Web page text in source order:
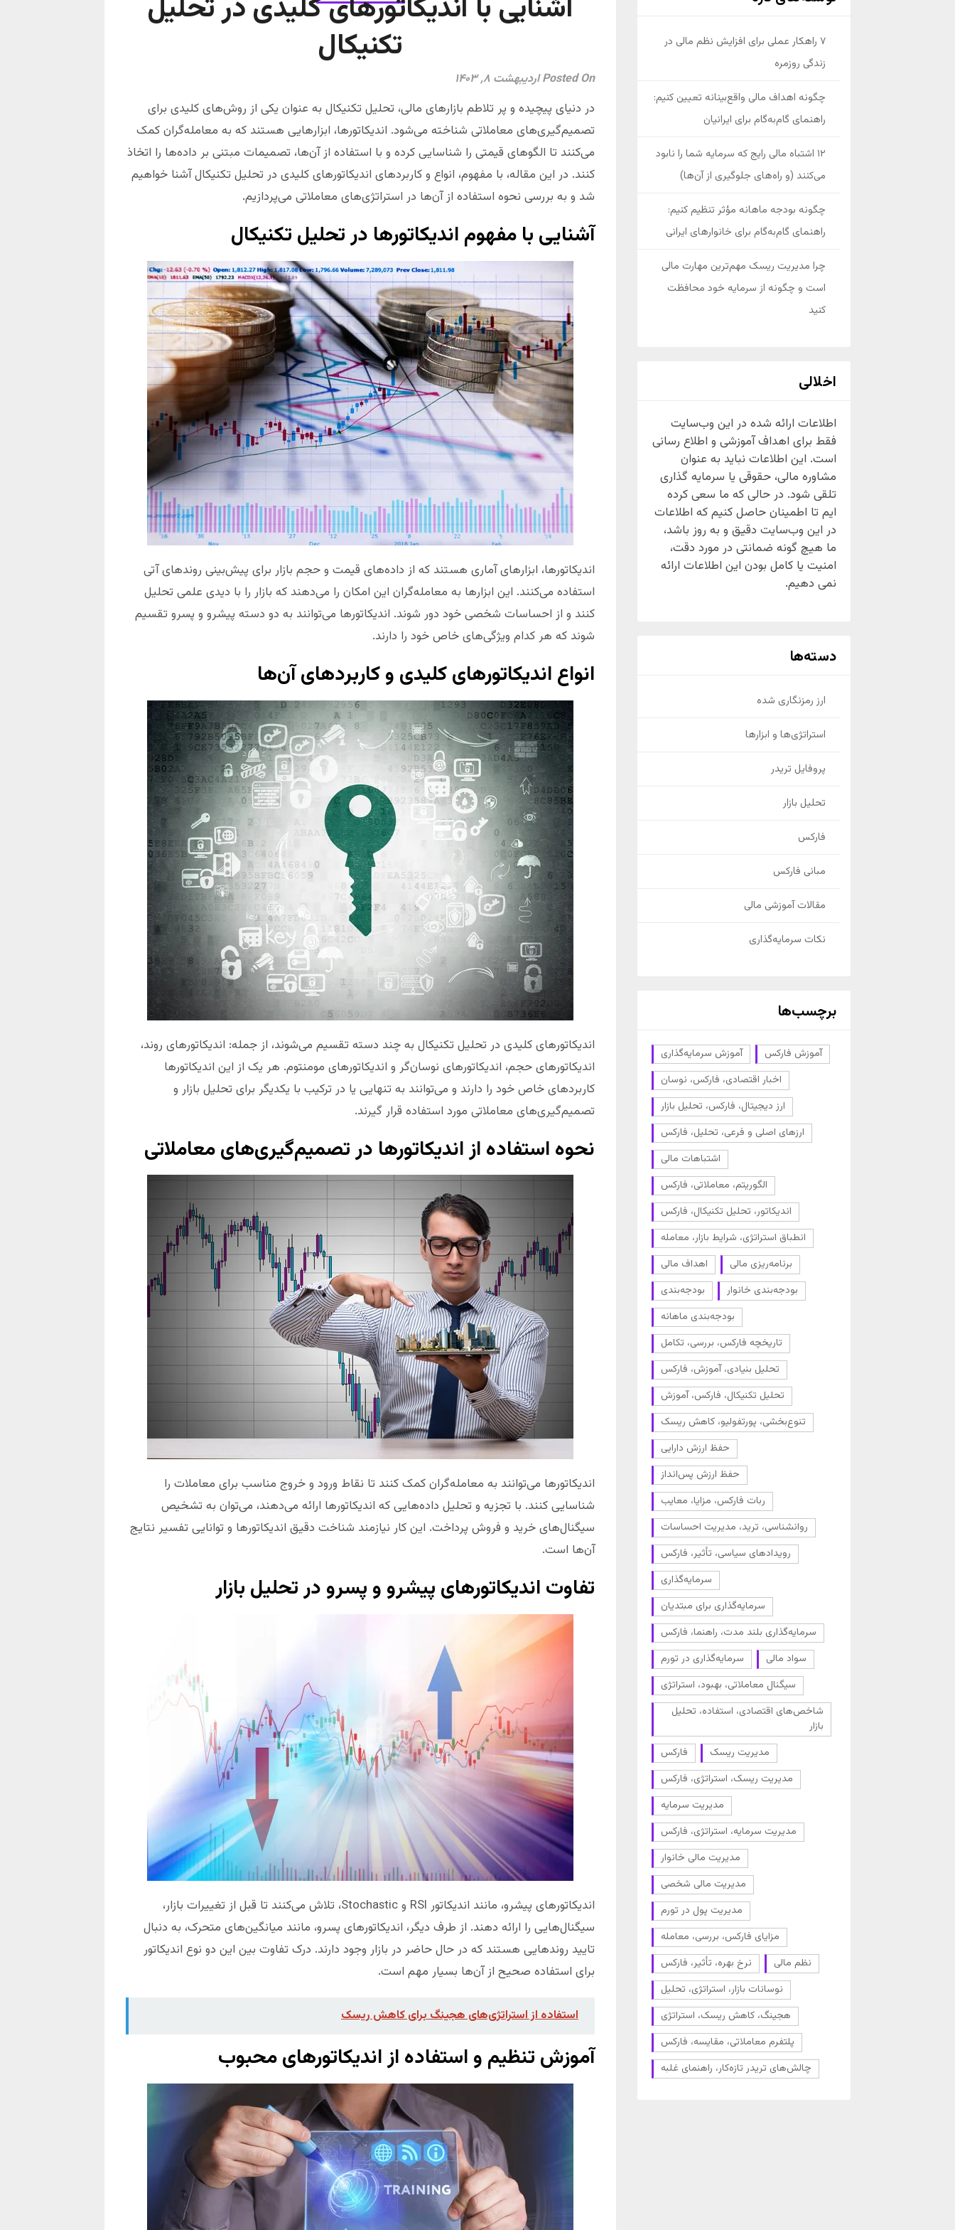
آشنایی با اندیکاتورهای کلیدی در تحلیل
تکنیکال
Posted On اردیبهشت ۸, ۱۴۰۳
در دنیای پیچیده و پر تلاطم بازارهای مالی، تحلیل تکنیکال به عنوان یکی از روش‌های کلیدی برای
تصمیم‌گیری‌های معاملاتی شناخته می‌شود. اندیکاتورها، ابزارهایی هستند که به معامله‌گران کمک
می‌کنند تا الگوهای قیمتی را شناسایی کرده و با استفاده از آن‌ها، تصمیمات مبتنی بر داده‌ها را اتخاذ
کنند. در این مقاله، با مفهوم، انواع و کاربردهای اندیکاتورهای کلیدی در تحلیل تکنیکال آشنا خواهیم
شد و به بررسی نحوه استفاده از آن‌ها در استراتژی‌های معاملاتی می‌پردازیم.
آشنایی با مفهوم اندیکاتورها در تحلیل تکنیکال
اندیکاتورها، ابزارهای آماری هستند که از داده‌های قیمت و حجم بازار برای پیش‌بینی روند‌های آتی
استفاده می‌کنند. این ابزارها به معامله‌گران این امکان را می‌دهند که بازار را با دیدی علمی تحلیل
کنند و از احساسات شخصی خود دور شوند. اندیکاتورها می‌توانند به دو دسته پیشرو و پسرو تقسیم
شوند که هر کدام ویژگی‌های خاص خود را دارند.
انواع اندیکاتورهای کلیدی و کاربردهای آن‌ها
اندیکاتورهای کلیدی در تحلیل تکنیکال به چند دسته تقسیم می‌شوند، از جمله: اندیکاتورهای روند،
اندیکاتورهای حجم، اندیکاتورهای نوسان‌گر و اندیکاتورهای مومنتوم. هر یک از این اندیکاتورها
کاربردهای خاص خود را دارند و می‌توانند به تنهایی یا در ترکیب با یکدیگر برای تحلیل بازار و
تصمیم‌گیری‌های معاملاتی مورد استفاده قرار گیرند.
نحوه استفاده از اندیکاتورها در تصمیم‌گیری‌های معاملاتی
اندیکاتورها می‌توانند به معامله‌گران کمک کنند تا نقاط ورود و خروج مناسب برای معاملات را
شناسایی کنند. با تجزیه و تحلیل داده‌هایی که اندیکاتورها ارائه می‌دهند، می‌توان به تشخیص
سیگنال‌های خرید و فروش پرداخت. این کار نیازمند شناخت دقیق اندیکاتورها و توانایی تفسیر نتایج
آن‌ها است.
تفاوت اندیکاتورهای پیشرو و پسرو در تحلیل بازار
اندیکاتورهای پیشرو، مانند اندیکاتور RSI و Stochastic، تلاش می‌کنند تا قبل از تغییرات بازار،
سیگنال‌هایی را ارائه دهند. از طرف دیگر، اندیکاتورهای پسرو، مانند میانگین‌های متحرک، به دنبال
تایید روند‌هایی هستند که در حال حاضر در بازار وجود دارند. درک تفاوت بین این دو نوع اندیکاتور
برای استفاده صحیح از آن‌ها بسیار مهم است.
استفاده از استراتژی‌های هجینگ برای کاهش ریسک
آموزش تنظیم و استفاده از اندیکاتورهای محبوب
۷ راهکار عملی برای افزایش نظم مالی در
زندگی روزمره
چگونه اهداف مالی واقع‌بینانه تعیین کنیم:
راهنمای گام‌به‌گام برای ایرانیان
۱۲ اشتباه مالی رایج که سرمایه شما را نابود
می‌کنند (و راه‌های جلوگیری از آن‌ها)
چگونه بودجه ماهانه مؤثر تنظیم کنیم:
راهنمای گام‌به‌گام برای خانوارهای ایرانی
چرا مدیریت ریسک مهم‌ترین مهارت مالی
است و چگونه از سرمایه خود محافظت
کنید
اخلالی
اطلاعات ارائه شده در این وب‌سایت
فقط برای اهداف آموزشی و اطلاع رسانی
است. این اطلاعات نباید به عنوان
مشاوره مالی، حقوقی یا سرمایه گذاری
تلقی شود. در حالی که ما سعی کرده
ایم تا اطمینان حاصل کنیم که اطلاعات
در این وب‌سایت دقیق و به روز باشد،
ما هیچ گونه ضمانتی در مورد دقت،
امنیت یا کامل بودن این اطلاعات ارائه
نمی دهیم.
دسته‌ها
ارز رمزنگاری شده
استراتژی‌ها و ابزارها
پروفایل تریدر
تحلیل بازار
فارکس
مبانی فارکس
مقالات آموزشی مالی
نکات سرمایه‌گذاری
برچسب‌ها
آموزش سرمایه‌گذاری
آموزش فارکس
اخبار اقتصادی، فارکس، نوسان
ارز دیجیتال، فارکس، تحلیل بازار
ارزهای اصلی و فرعی، تحلیل، فارکس
اشتباهات مالی
الگوریتم، معاملاتی، فارکس
اندیکاتور، تحلیل تکنیکال، فارکس
انطباق استراتژی، شرایط بازار، معامله
اهداف مالی
برنامه‌ریزی مالی
بودجه‌بندی
بودجه‌بندی خانوار
بودجه‌بندی ماهانه
تاریخچه فارکس، بررسی، تکامل
تحلیل بنیادی، آموزش، فارکس
تحلیل تکنیکال، فارکس، آموزش
تنوع‌بخشی، پورتفولیو، کاهش ریسک
حفظ ارزش دارایی
حفظ ارزش پس‌انداز
ربات فارکس، مزایا، معایب
روانشناسی، ترید، مدیریت احساسات
رویدادهای سیاسی، تأثیر، فارکس
سرمایه‌گذاری
سرمایه‌گذاری برای مبتدیان
سرمایه‌گذاری بلند مدت، راهنما، فارکس
سرمایه‌گذاری در تورم
سواد مالی
سیگنال معاملاتی، بهبود، استراتژی
شاخص‌های اقتصادی، استفاده، تحلیل
بازار
فارکس
مدیریت ریسک
مدیریت ریسک، استراتژی، فارکس
مدیریت سرمایه
مدیریت سرمایه، استراتژی، فارکس
مدیریت مالی خانوار
مدیریت مالی شخصی
مدیریت پول در تورم
مزایای فارکس، بررسی، معامله
نرخ بهره، تأثیر، فارکس
نظم مالی
نوسانات بازار، استراتژی، تحلیل
هجینگ، کاهش ریسک، استراتژی
پلتفرم معاملاتی، مقایسه، فارکس
چالش‌های تریدر تازه‌کار، راهنمای غلبه